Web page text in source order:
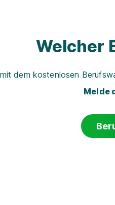
Welcher
dem kostenlosen
Melde